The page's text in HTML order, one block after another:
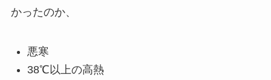
かったのか、
悪寒
38℃以上の高熱